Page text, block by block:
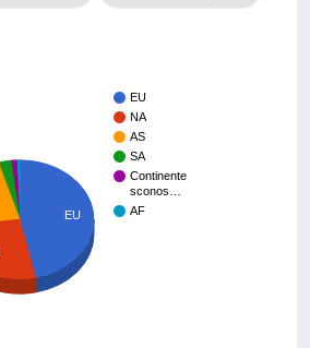
EU
NA
AS
SA
Continente
sconos…
AF
EU